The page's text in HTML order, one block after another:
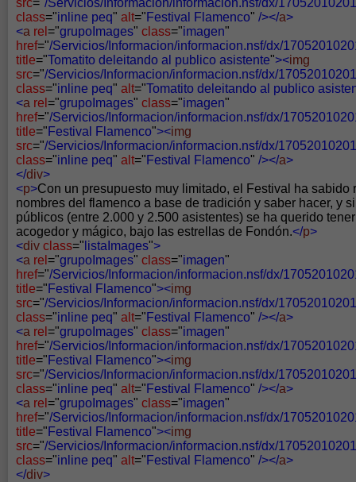
src="/Servicios/Informacion/informacion.nsf/dx/
class="inline peq" alt=" Festival Flamenco" /></a>
<a rel ="grupoImages" class="imagen"
href="/Servicios/Informacion/informacion.nsf/dx/
title="Tomatito deleitando al publico asistente"><img
src="/Servicios/Informacion/informacion.nsf/dx/
class="inline peq" alt="Tomatito deleitando al publico
<a rel ="grupoImages" class="imagen"
href="/Servicios/Informacion/informacion.nsf/dx/
title=" Festival Flamenco"><img
src="/Servicios/Informacion/informacion.nsf/dx/
class="inline peq" alt=" Festival Flamenco" /></a>
</div>
<p>Con un presupuesto muy limitado, el Festival ha sabido
nombres del flamenco a base de tradición y saber hacer, y
públicos (entre 2.000 y 2.500 asistentes) se ha querido
acogedor y mágico, bajo las estrellas de Fondón.</p>
<div class=" listaImages">
<a rel ="grupoImages" class="imagen"
href="/Servicios/Informacion/informacion.nsf/dx/
title=" Festival Flamenco"><img
src="/Servicios/Informacion/informacion.nsf/dx/
class="inline peq" alt=" Festival Flamenco" /></a>
<a rel ="grupoImages" class="imagen"
href="/Servicios/Informacion/informacion.nsf/dx/
title=" Festival Flamenco"><img
src="/Servicios/Informacion/informacion.nsf/dx/
class="inline peq" alt=" Festival Flamenco" /></a>
<a rel ="grupoImages" class="imagen"
href="/Servicios/Informacion/informacion.nsf/dx/
title=" Festival Flamenco"><img
src="/Servicios/Informacion/informacion.nsf/dx/
class="inline peq" alt=" Festival Flamenco" /></a>
</div>